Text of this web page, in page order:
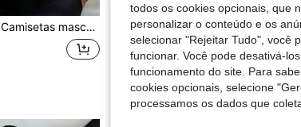
Camisetas masculinas EU Warehouse Regata EVOM - Veigh Official Camiseta, 100% Algodão Crew Neck Camiseta, High-Quality Verão Casual Singer's Style Camiseta
13,00€
todos os cookies opcionais, que
personalizar o conteúdo e os
selecionar "Rejeitar Tudo", você
funcionar. Você pode desativá-
funcionamento do site. Para
cookies opcionais, selecione
processamos os dados que